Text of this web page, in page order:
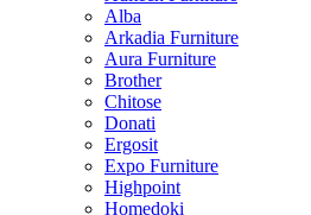
Alba
Arkadia Furniture
Aura Furniture
Brother
Chitose
Donati
Ergosit
Expo Furniture
Highpoint
Homedoki